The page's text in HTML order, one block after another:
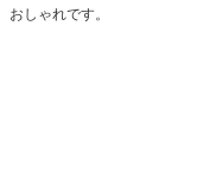
しゃれです。